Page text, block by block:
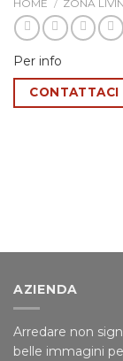
HOME / ZONA
Per info
CONTATTACI
AZIENDA
Arredare non
belle immagini